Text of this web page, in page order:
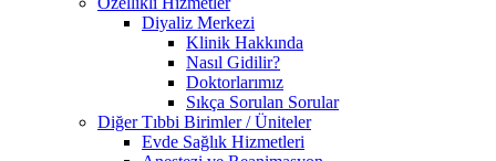
Diyaliz Merkezi
Klinik Hakkında
Nasıl Gidilir?
Doktorlarımız
Sıkça Sorulan Sorular
Diğer Tıbbi Birimler / Üniteler
Evde Sağlık Hizmetleri